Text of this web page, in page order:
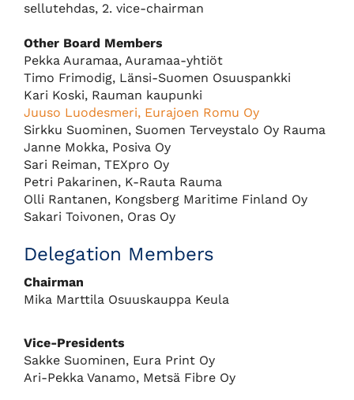
sellutehdas, 2. vice-chairman
Other Board Members
Pekka Auramaa, Auramaa-yhtiöt
Timo Frimodig, Länsi-Suomen Osuuspankki
Kari Koski, Rauman kaupunki
Juuso Luodesmeri, Eurajoen Romu Oy
Sirkku Suominen, Suomen Terveystalo Oy Rauma
Janne Mokka, Posiva Oy
Sari Reiman, TEXpro Oy
Petri Pakarinen, K-Rauta Rauma
Olli Rantanen, Kongsberg Maritime Finland Oy
Sakari Toivonen, Oras Oy
Delegation Members
Chairman
Mika Marttila Osuuskauppa Keula
Vice-Presidents
Sakke Suominen, Eura Print Oy
Ari-Pekka Vanamo, Metsä Fibre Oy